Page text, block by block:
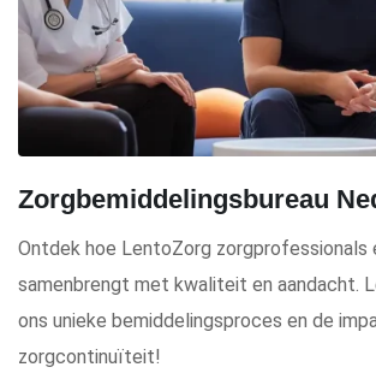
Zorgbemiddelingsbureau
Ontdek hoe LentoZorg zorgprofessionals
samenbrengt met kwaliteit en aandacht.
ons unieke bemiddelingsproces en de
zorgcontinuïteit!